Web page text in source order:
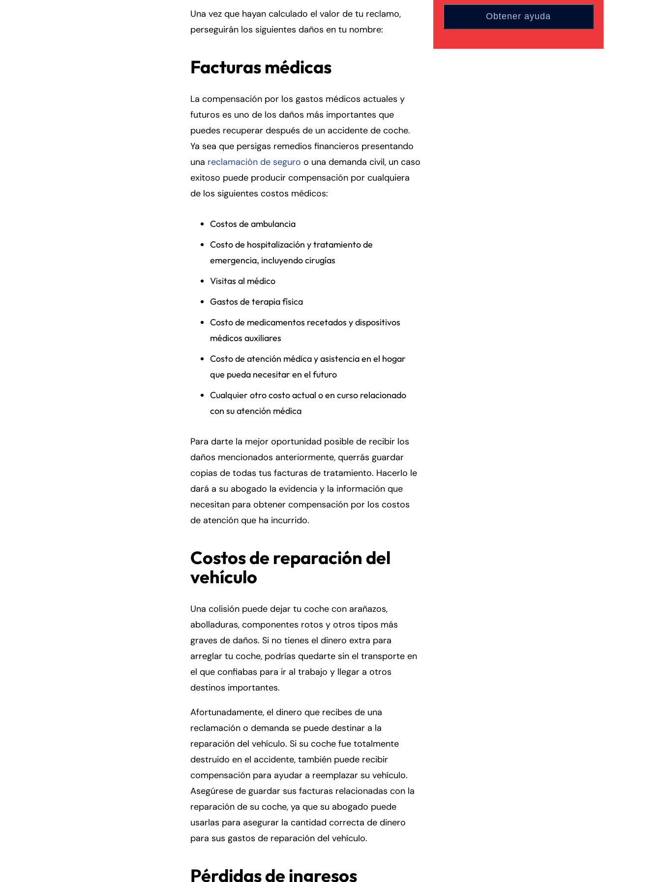
Una vez que hayan calculado el valor de tu reclamo,
perseguirán los siguientes daños en tu nombre:
Facturas médicas
La compensación por los gastos médicos actuales y
futuros es uno de los daños más importantes que
puedes recuperar después de un accidente de coche.
Ya sea que persigas remedios financieros presentando
una reclamación de seguro o una demanda civil, un caso
exitoso puede producir compensación por cualquiera
de los siguientes costos médicos:
Costos de ambulancia
Costo de hospitalización y tratamiento de
emergencia, incluyendo cirugías
Visitas al médico
Gastos de terapia física
Costo de medicamentos recetados y dispositivos
médicos auxiliares
Costo de atención médica y asistencia en el hogar
que pueda necesitar en el futuro
Cualquier otro costo actual o en curso relacionado
con su atención médica
Para darte la mejor oportunidad posible de recibir los
daños mencionados anteriormente, querrás guardar
copias de todas tus facturas de tratamiento. Hacerlo le
dará a su abogado la evidencia y la información que
necesitan para obtener compensación por los costos
de atención que ha incurrido.
Costos de reparación del
vehículo
Una colisión puede dejar tu coche con arañazos,
abolladuras, componentes rotos y otros tipos más
graves de daños. Si no tienes el dinero extra para
arreglar tu coche, podrías quedarte sin el transporte en
el que confiabas para ir al trabajo y llegar a otros
destinos importantes.
Afortunadamente, el dinero que recibes de una
reclamación o demanda se puede destinar a la
reparación del vehículo. Si su coche fue totalmente
destruido en el accidente, también puede recibir
compensación para ayudar a reemplazar su vehículo.
Asegúrese de guardar sus facturas relacionadas con la
reparación de su coche, ya que su abogado puede
usarlas para asegurar la cantidad correcta de dinero
para sus gastos de reparación del vehículo.
Pérdidas de ingresos